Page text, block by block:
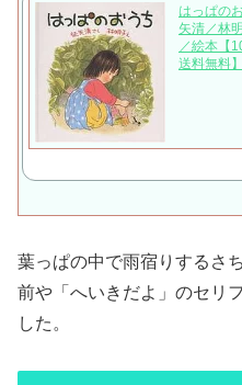
はっぱの
矢清／林
／絵本【
送料無料】
葉っぱの中で雨宿りするさ
前や「へいきだよ」のセリ
した。